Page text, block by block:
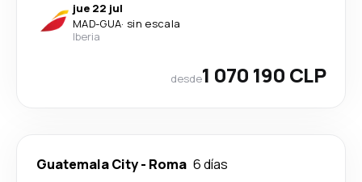
jue 22 jul
MAD-GUA· sin escala
Iberia
desde1 070 190 CLP
Guatemala City- Roma 6 días